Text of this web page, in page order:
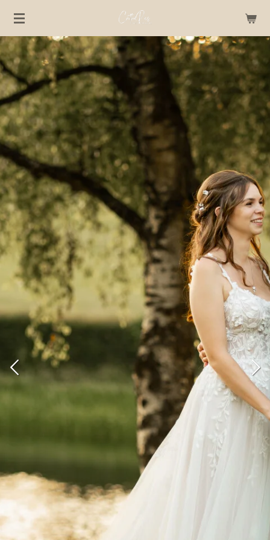
Zum
Hauptinhalt
springen